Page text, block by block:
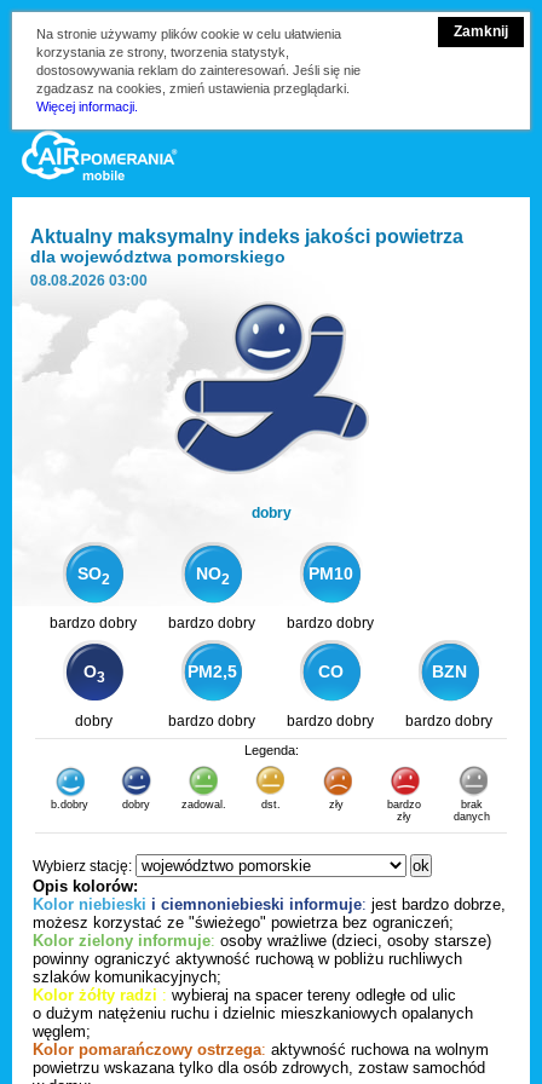
Zamknij
Na stronie używamy plików cookie w celu ułatwienia
korzystania ze strony, tworzenia statystyk,
dostosowywania reklam do zainteresowań. Jeśli się nie
zgadzasz na cookies, zmień ustawienia przeglądarki.
Więcej informacji.
Aktualny maksymalny indeks jakości powietrza
dla województwa pomorskiego
08.08.2026 03:00
dobry
SO2 NO2 PM10
bardzo dobry bardzo dobry bardzo dobry
O3 PM2,5 CO BZN
dobry bardzo dobry bardzo dobry bardzo dobry
Legenda:
b.dobry dobry zadowal. dst. zły
bardzo
zły
brak
danych
Wybierz stację:
Opis kolorów:
Kolor niebieski i ciemnoniebieski informuje: jest bardzo dobrze,
możesz korzystać ze "świeżego" powietrza bez ograniczeń;
Kolor zielony informuje: osoby wrażliwe (dzieci, osoby starsze)
powinny ograniczyć aktywność ruchową w pobliżu ruchliwych
szlaków komunikacyjnych;
Kolor żółty radzi : wybieraj na spacer tereny odległe od ulic
o dużym natężeniu ruchu i dzielnic mieszkaniowych opalanych
węglem;
Kolor pomarańczowy ostrzega: aktywność ruchowa na wolnym
powietrzu wskazana tylko dla osób zdrowych, zostaw samochód